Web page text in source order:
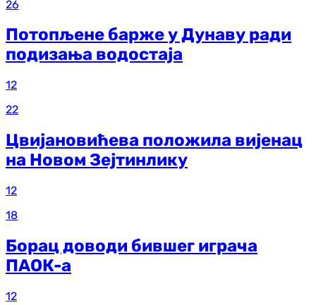
26
Потопљене барже у Дунаву ради
подизања водостаја
12
22
Цвијановићева положила вијенац
на Новом Зејтинлику
12
18
Борац доводи бившег играча
ПАОК-а
12